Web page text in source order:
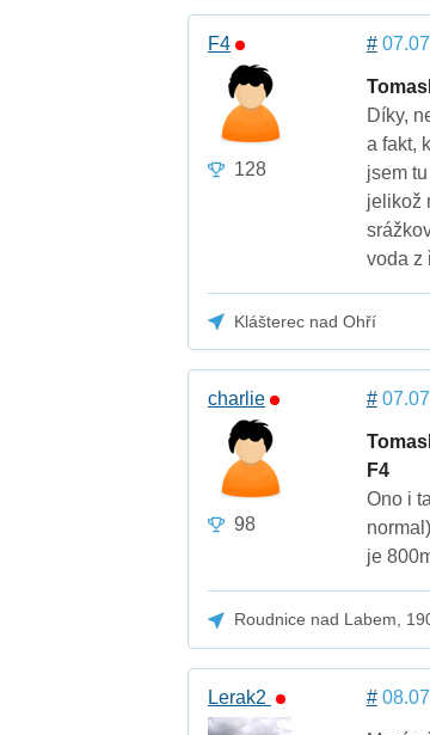
F4
128
#
Díky,
a fakt,
jsem
jelikož
voda z
Klášterec nad Ohří
charlie
98
#
F4
Ono i
je
Roudnice nad Labem,
Lerak2 #